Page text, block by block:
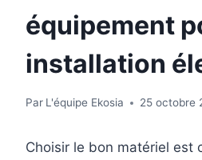
équipement
installation
Par L'équipe Ekosia 25 octobre
Choisir le bon matériel est